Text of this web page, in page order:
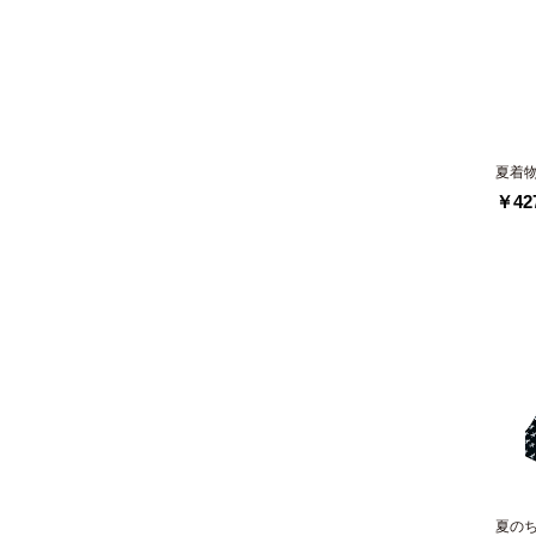
夏着
￥
夏の